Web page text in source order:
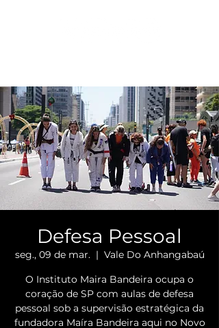
Defesa Pessoal
seg., 09 de mar.
  |
Vale Do Anhangabaú
O Instituto Maira Bandeira ocupa o
coração de SP com aulas de defesa
pessoal sob a supervisão estratégica da
fundadora Maíra Bandeira aqui no Novo